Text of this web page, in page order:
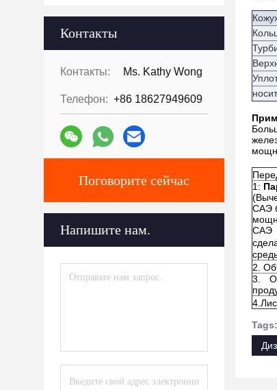
Контакты
Контакты: Ms. Kathy Wong
Телефон: +86 18627949609
Поговорите сейчас
Напишите нам.
1:
САЭ
САЭ
2.
3.
Tags: